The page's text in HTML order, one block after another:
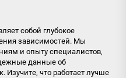
собой глубокое
зависимостей. Мы
и опыту специалистов,
данные об
Изучите, что работает лучше